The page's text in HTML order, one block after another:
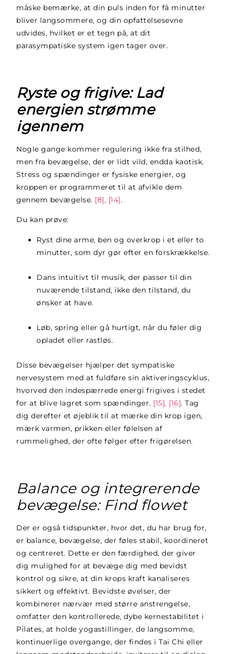
måske bemærke, at din puls inden for få minutter
bliver langsommere, og din opfattelsesevne
udvides, hvilket er et tegn på, at dit
parasympatiske system igen tager over.
Ryste og frigive: Lad
energien strømme
igennem
Nogle gange kommer regulering ikke fra stilhed,
men fra bevægelse, der er lidt vild, endda kaotisk.
Stress og spændinger er fysiske energier, og
kroppen er programmeret til at afvikle dem
gennem bevægelse. [8], [14].
Du kan prøve:
Ryst dine arme, ben og overkrop i et eller to
minutter, som dyr gør efter en forskrækkelse.
Dans intuitivt til musik, der passer til din
nuværende tilstand, ikke den tilstand, du
ønsker at have.
Løb, spring eller gå hurtigt, når du føler dig
opladet eller rastløs.
Disse bevægelser hjælper det sympatiske
nervesystem med at fuldføre sin aktiveringscyklus,
hvorved den indespærrede energi frigives i stedet
for at blive lagret som spændinger. [15], [16]. Tag
dig derefter et øjeblik til at mærke din krop igen,
mærk varmen, prikken eller følelsen af
rummelighed, der ofte følger efter frigørelsen.
Balance og integrerende
bevægelse: Find flowet
Der er også tidspunkter, hvor det, du har brug for,
er balance, bevægelse, der føles stabil, koordineret
og centreret. Dette er den færdighed, der giver
dig mulighed for at bevæge dig med bevidst
kontrol og sikre, at din krops kraft kanaliseres
sikkert og effektivt. Bevidste øvelser, der
kombinerer nærvær med større anstrengelse,
omfatter den kontrollerede, dybe kernestabilitet i
Pilates, at holde yogastillinger, de langsomme,
kontinuerlige overgange, der findes i Tai Chi eller